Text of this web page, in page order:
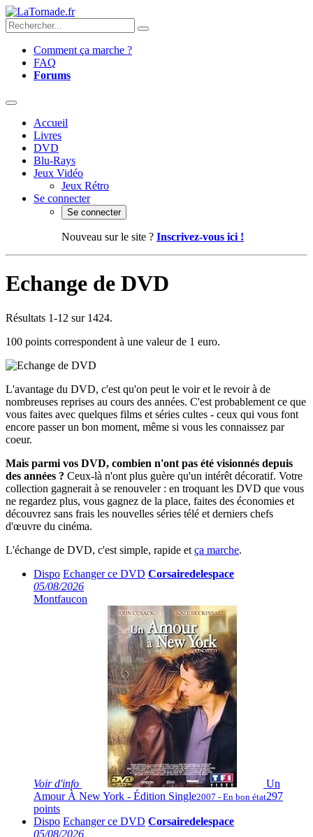
Comment ça marche ?
FAQ
Forums
Accueil
Livres
DVD
Blu-Rays
Jeux Vidéo
Jeux Rétro
Se connecter
Se connecter
Nouveau sur le site ? Inscrivez-vous ici !
Echange de DVD
Résultats 1-12 sur 1424.
100 points correspondent à une valeur de 1 euro.
L'avantage du DVD, c'est qu'on peut le voir et le revoir à de
nombreuses reprises au cours des années. C'est probablement ce que
vous faites avec quelques films et séries cultes - ceux qui vous font
encore passer un bon moment, même si vous les connaissez par
coeur.
Mais parmi vos DVD, combien n'ont pas été visionnés depuis
des années ? Ceux-là n'ont plus guère qu'un intérêt décoratif. Votre
collection gagnerait à se renouveler : en troquant les DVD que vous
ne regardez plus, vous gagnez de la place, faites des économies et
découvrez sans frais les nouvelles séries télé et derniers chefs
d'œuvre du cinéma.
L'échange de DVD, c'est simple, rapide et ça marche.
Dispo Echanger ce DVD Corsairedelespace
05/08/2026
Montfaucon
Voir d'info
Un
Amour À New York - Édition Single2007 - En bon état297
points
Dispo Echanger ce DVD Corsairedelespace
05/08/2026